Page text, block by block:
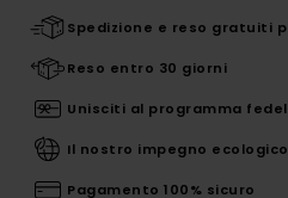
Spedizione e reso gratuiti
Reso entro 30 giorni
Unisciti al programma
Il nostro impegno ecologico
Pagamento 100% sicuro